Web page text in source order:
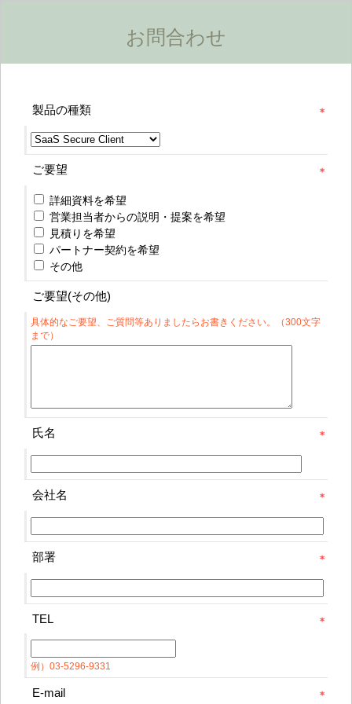
お問合わせ
製品の種類
ご要望
詳細資料を希望
営業担当者からの説明・提案を希望
見積りを希望
パートナー契約を希望
その他
ご要望(その他)
具体的なご要望、ご質問等ありましたらお書きください。（300文字
まで）
氏名
会社名
部署
TEL
例）03-5296-9331
E-mail